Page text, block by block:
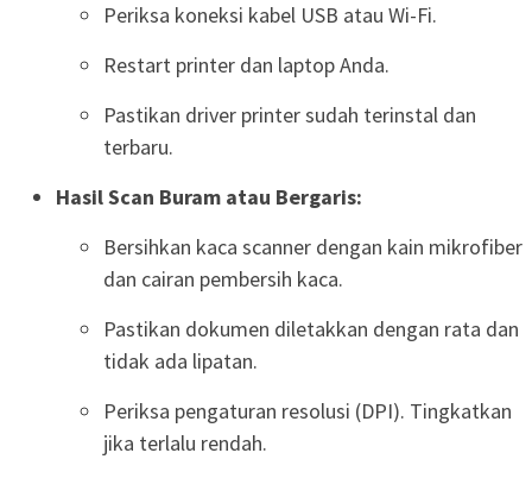
Periksa koneksi kabel USB atau Wi-Fi.
Restart printer dan laptop Anda.
Pastikan driver printer sudah terinstal dan
terbaru.
Hasil Scan Buram atau Bergaris:
Bersihkan kaca scanner dengan kain mikrofiber
dan cairan pembersih kaca.
Pastikan dokumen diletakkan dengan rata dan
tidak ada lipatan.
Periksa pengaturan resolusi (DPI). Tingkatkan
jika terlalu rendah.